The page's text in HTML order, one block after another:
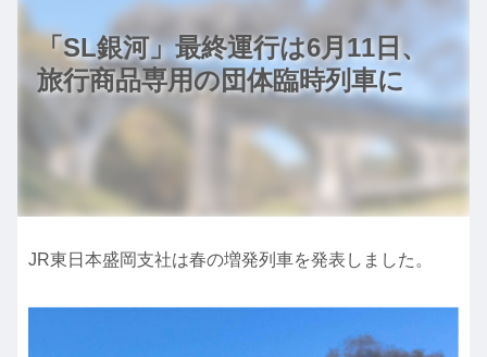
「SL銀河」最終運行は6月11日、
旅行商品専用の団体臨時列車に
JR東日本盛岡支社は春の増発列車を発表しました。